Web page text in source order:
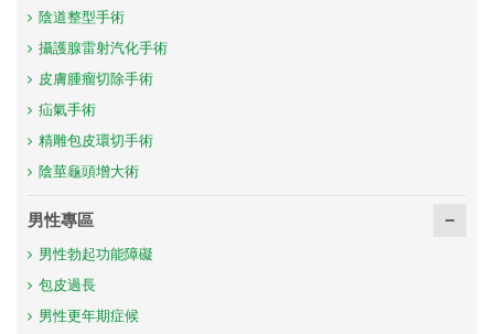
陰道整型手術
攝護腺雷射汽化手術
皮膚腫瘤切除手術
疝氣手術
精雕包皮環切手術
陰莖龜頭增大術
男性專區
男性勃起功能障礙
包皮過長
男性更年期症候